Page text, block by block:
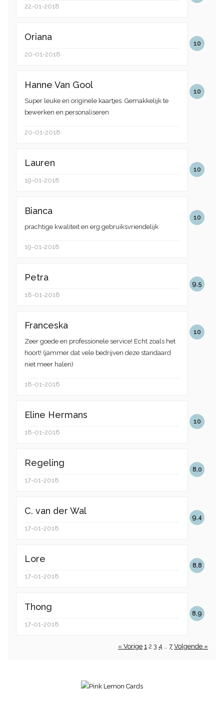
22-01-2018
10
Oriana
20-01-2018
10
Hanne Van Gool
Super leuke en originele kaartjes. Gemakkelijk te
bewerken en personaliseren
20-01-2018
10
Lauren
19-01-2018
10
Bianca
prachtige kwaliteit en erg gebruiksvriendelijk
19-01-2018
9,5
Petra
18-01-2018
10
Franceska
Zeer goede en professionele service! Echt zoals het
hoort! (jammer dat vele bedrijven deze standaard
niet meer halen)
18-01-2018
10
Eline Hermans
18-01-2018
8,0
Regeling
17-01-2018
9,4
C. van der Wal
17-01-2018
8,8
Lore
17-01-2018
8,9
Thong
17-01-2018
« Vorige 1 2 3 4 … 7 Volgende »